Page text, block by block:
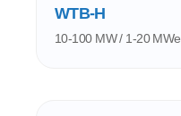
WTB-H
10-100 MW / 1-20 MWe